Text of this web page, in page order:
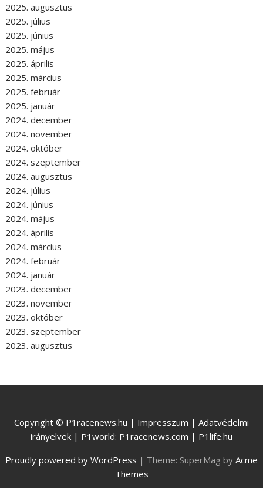
2025. augusztus
2025. július
2025. június
2025. május
2025. április
2025. március
2025. február
2025. január
2024. december
2024. november
2024. október
2024. szeptember
2024. augusztus
2024. július
2024. június
2024. május
2024. április
2024. március
2024. február
2024. január
2023. december
2023. november
2023. október
2023. szeptember
2023. augusztus
Copyright © P1racenews.hu | Impresszum | Adatvédelmi
irányelvek | P1world: P1racenews.com | P1life.hu
Proudly powered by WordPress | Theme: SuperMag by Acme
Themes